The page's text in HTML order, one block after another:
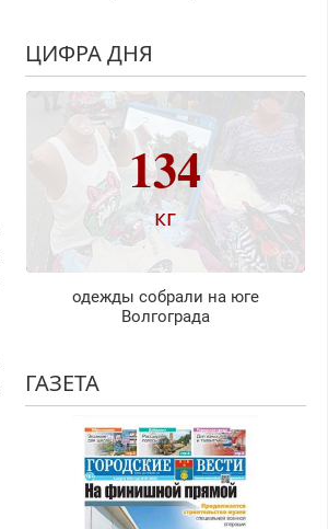
ЦИФРА ДНЯ
134
кг
одежды собрали на юге
Волгограда
ГАЗЕТА